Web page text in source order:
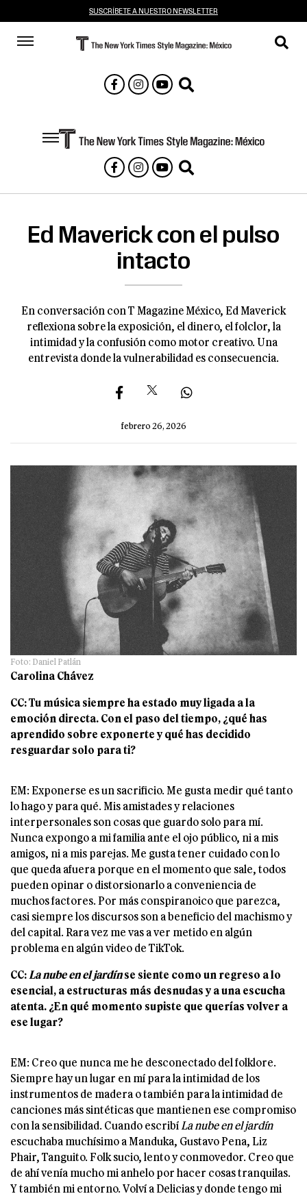
SUSCRÍBETE A NUESTRO NEWSLETTER
Ed Maverick con el pulso
intacto
En conversación con T Magazine México, Ed Maverick
reflexiona sobre la exposición, el dinero, el folclor, la
intimidad y la confusión como motor creativo. Una
entrevista donde la vulnerabilidad es consecuencia.
febrero 26, 2026
Foto: Daniel Patlán
Carolina Chávez
CC: Tu música siempre ha estado muy ligada a la
emoción directa. Con el paso del tiempo, ¿qué has
aprendido sobre exponerte y qué has decidido
resguardar solo para ti?
EM: Exponerse es un sacrificio. Me gusta medir qué tanto
lo hago y para qué. Mis amistades y relaciones
interpersonales son cosas que guardo solo para mí.
Nunca expongo a mi familia ante el ojo público, ni a mis
amigos, ni a mis parejas. Me gusta tener cuidado con lo
que queda afuera porque en el momento que sale, todos
pueden opinar o distorsionarlo a conveniencia de
muchos factores. Por más conspiranoico que parezca,
casi siempre los discursos son a beneficio del machismo y
del capital. Rara vez me vas a ver metido en algún
problema en algún video de TikTok.
CC: La nube en el jardínse siente como un regreso a lo
esencial, a estructuras más desnudas y a una escucha
atenta. ¿En qué momento supiste que querías volver a
ese lugar?
EM: Creo que nunca me he desconectado del folklore.
Siempre hay un lugar en mí para la intimidad de los
instrumentos de madera o también para la intimidad de
canciones más sintéticas que mantienen ese compromiso
con la sensibilidad. Cuando escribí La nube en el jardín
escuchaba muchísimo a Manduka, Gustavo Pena, Liz
Phair, Tanguito. Folk sucio, lento y conmovedor. Creo que
de ahí venía mucho mi anhelo por hacer cosas tranquilas.
Y también mi entorno. Volví a Delicias y donde tengo mi